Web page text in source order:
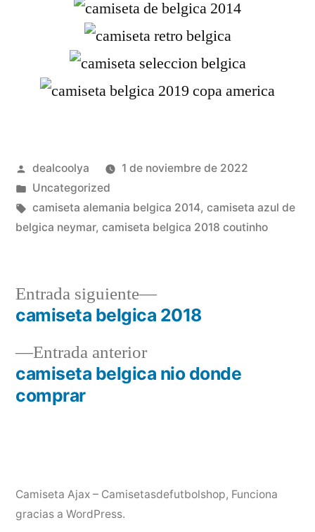
Publicado
por
dealcoolya
1 de noviembre de 2022
Publicado
en
Uncategorized
Etiquetas:
camiseta alemania belgica 2014, camiseta azul de
belgica neymar, camiseta belgica 2018 coutinho
Navegación
de
entradas
Entrada anteriorEntrada
anterior:
camiseta belgica nio donde
comprar
Entrada siguiente
Entrada
siguiente:
camiseta belgica 2018
Camiseta Ajax – Camisetasdefutbolshop, Funciona
gracias a WordPress.